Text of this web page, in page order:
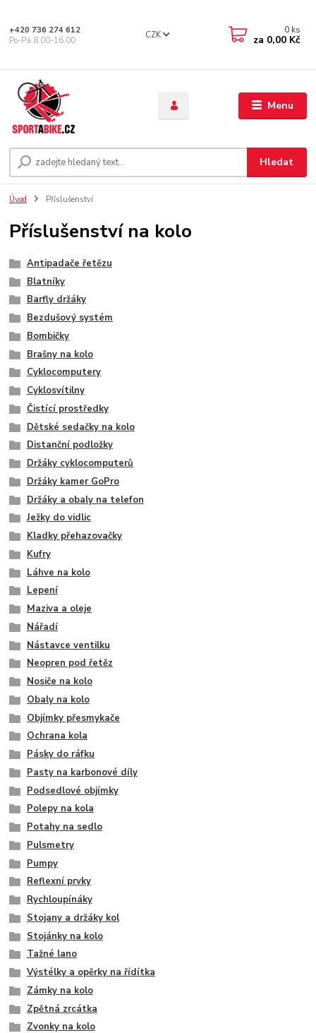
Menu
CZK
Hledat
+420 736 274 612
Po-Pá 8.00-16.00
0 ks
za 0,00 Kč
Úvod Příslušenství
Příslušenství na kolo
Antipadače řetězu
Blatníky
Barfly držáky
Bezdušový systém
Bombičky
Brašny na kolo
Cyklocomputery
Cyklosvítilny
Čistící prostředky
Dětské sedačky na kolo
Distanční podložky
Držáky cyklocomputerů
Držáky kamer GoPro
Držáky a obaly na telefon
Ježky do vidlic
Kladky přehazovačky
Kufry
Láhve na kolo
Lepení
Maziva a oleje
Nářadí
Nástavce ventilku
Neopren pod řetěz
Nosiče na kolo
Obaly na kolo
Objímky přesmykače
Ochrana kola
Pásky do ráfku
Pasty na karbonové díly
Podsedlové objímky
Polepy na kola
Potahy na sedlo
Pulsmetry
Pumpy
Reflexní prvky
Rychloupínáky
Stojany a držáky kol
Stojánky na kolo
Tažné lano
Výstélky a opěrky na řídítka
Zámky na kolo
Zpětná zrcátka
Zvonky na kolo